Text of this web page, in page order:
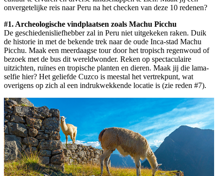
onvergetelijke reis naar Peru na het checken van deze 10 redenen?
#1. Archeologische vindplaatsen zoals Machu Picchu
De geschiedenisliefhebber zal in Peru niet uitgekeken raken. Duik
de historie in met de bekende trek naar de oude Inca-stad Machu
Picchu. Maak een meerdaagse tour door het tropisch regenwoud of
bezoek met de bus dit wereldwonder. Reken op spectaculaire
uitzichten, ruïnes en tropische planten en dieren. Maak jij die lama-
selfie hier? Het geliefde Cuzco is meestal het vertrekpunt, wat
overigens op zich al een indrukwekkende locatie is (zie reden #7).